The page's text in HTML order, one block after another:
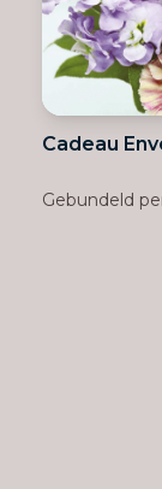
Cadeau
Gebundeld